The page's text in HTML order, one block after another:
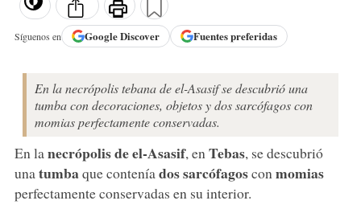
Síguenos en GoogleDiscover Fuentes preferidas
En la necrópolis tebana de el-Asasif se descubrió una
tumba con decoraciones, objetos y dos sarcófagos con
momias perfectamente conservadas.
En lanecrópolis de el-Asasif, enTebas, se descubrió
una tumbaque contenía dos sarcófagoscon momias
perfectamente conservadas en su interior.